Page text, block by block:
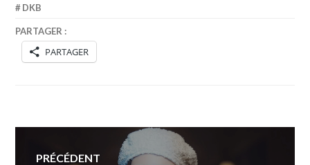
DKB
PARTAGER :
PARTAGER
Navigation
PRÉCÉDENT